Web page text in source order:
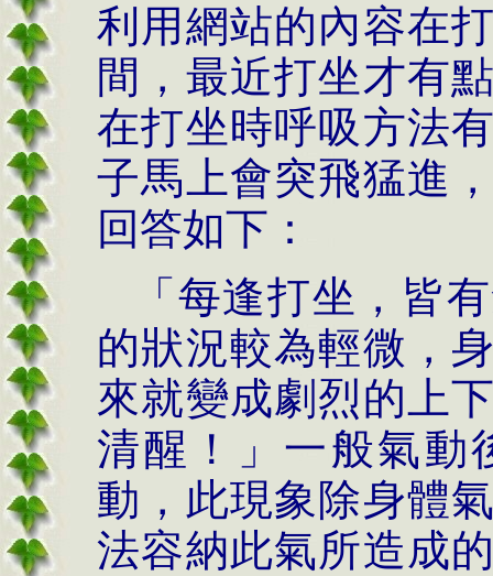
利用網站的內容在
間，最近打坐才有
在打坐時呼吸方法
子馬上會突飛猛進
回答如下：
「每逢打坐，皆
的狀況較為輕微，
來就變成劇烈的上
清醒！」一般氣動
動，此現象除身體
法容納此氣所造成